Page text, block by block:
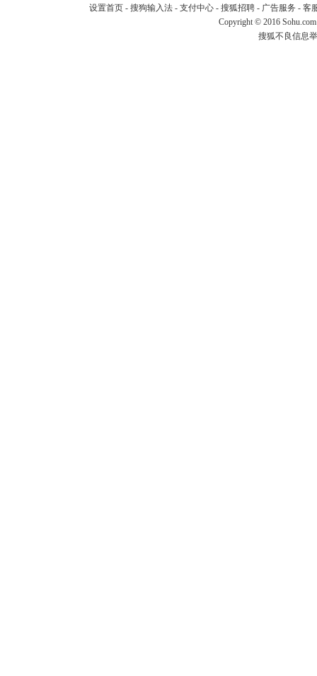
设置首页- 搜狗输入法- 支付中心- 搜狐招聘- 广告服务 - 客
Copyright © 2016
搜狐不良信息